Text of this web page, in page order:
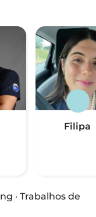
Filipa
· Trabalhos de